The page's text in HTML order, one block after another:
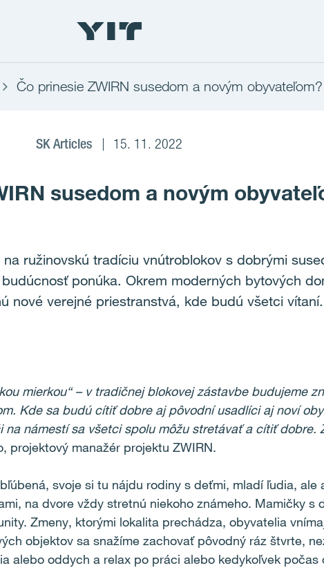
Čo prinesie ZWIRN susedom a novým obyvateľom?
SK Articles 15. 11. 2022
susedom a novým
ružinovskú tradíciu vnútroblokov s dobrými
ponúka. Okrem moderných bytových
nové verejné priestranstvá, kde budú všetci vítaní.
mierkou“ – v tradičnej blokovej zástavbe budujeme
Kde sa budú cítiť dobre aj pôvodní usadlíci aj noví
námestí sa všetci spolu môžu stretávať a cítiť dobre.
projektový manažér projektu ZWIRN.
svoje si tu nájdu rodiny s deťmi, mladí ľudia, ale
na dvore vždy stretnú niekoho známeho. Mamičky s
Zmeny, ktorými lokalita prechádza, obyvatelia
objektov sa snažíme zachovať pôvodný ráz štvrte,
alebo oddych a relax po práci alebo kedykoľvek počas